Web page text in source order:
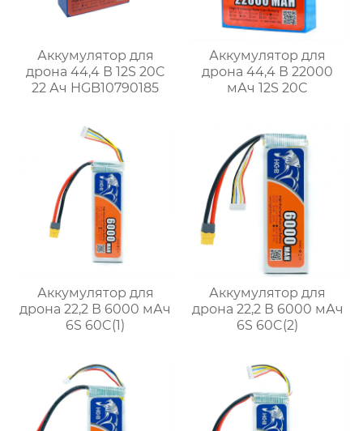
Аккумулятор для
дрона 44,4 В 12S 20C
22 Ач HGB10790185
Аккумулятор для
дрона 44,4 В 22000
мАч 12S 20C
Аккумулятор для
дрона 22,2 В 6000 мАч
6S 60C(1)
Аккумулятор для
дрона 22,2 В 6000 мАч
6S 60C(2)